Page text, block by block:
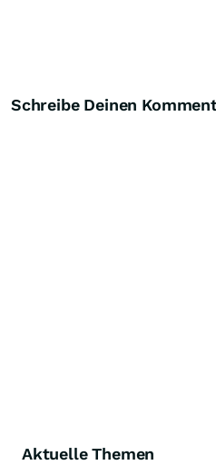
Schreibe Deinen
Aktuelle Themen